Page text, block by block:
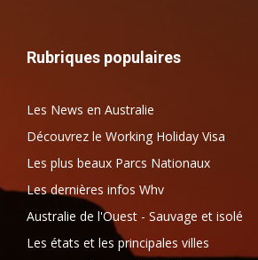
Rubriques populaires
Les News en Australie
Découvrez le Working Holiday Visa
Les plus beaux Parcs Nationaux
Les dernières infos Whv
Australie de l'Ouest - Sauvage et isolé
Les états et les principales villes